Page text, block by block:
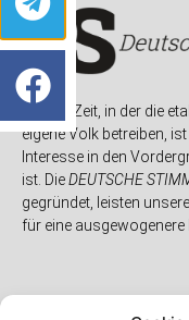
In einer Zeit, in der die
eigene Volk betreiben,
Interesse in den
ist. DieDEUTSCHE
gegründet, leisten
für eine ausgewogenere